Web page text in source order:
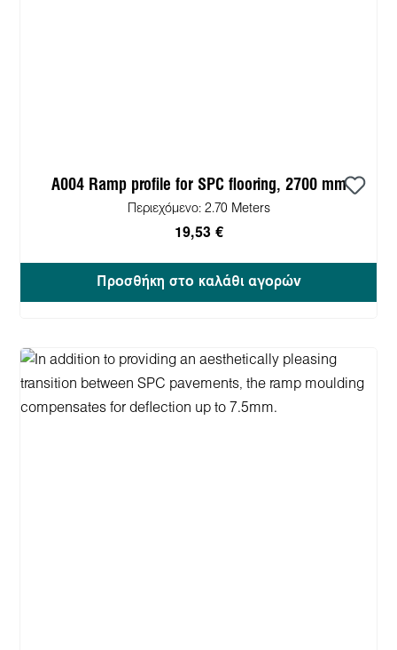
A004 Ramp profile for SPC flooring, 2700 mm
Περιεχόμενο: 2.70 Meters
19,53 €
Προσθήκη στο καλάθι αγορών